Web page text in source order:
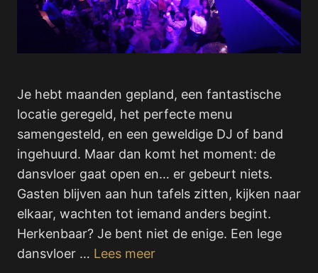
Je hebt maanden gepland, een fantastische
locatie geregeld, het perfecte menu
samengesteld, en een geweldige DJ of band
ingehuurd. Maar dan komt het moment: de
dansvloer gaat open en… er gebeurt niets.
Gasten blijven aan hun tafels zitten, kijken naar
elkaar, wachten tot iemand anders begint.
Herkenbaar? Je bent niet de enige. Een lege
dansvloer … Lees meer